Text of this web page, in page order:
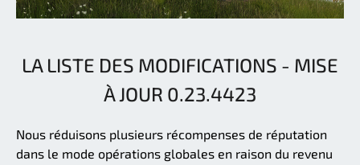
LA LISTE DES MODIFICATIONS - MISE
À JOUR 0.23.4423
Nous réduisons plusieurs récompenses de réputation
dans le mode opérations globales en raison du revenu